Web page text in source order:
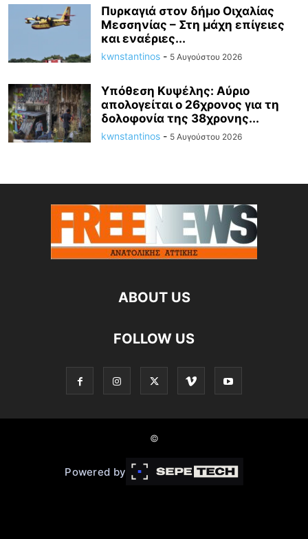
Πυρκαγιά στον δήμο Οιχαλίας
Μεσσηνίας – Στη μάχη επίγειες
και εναέριες...
kwnstantinos - 5 Αυγούστου 2026
Υπόθεση Κυψέλης: Αύριο
απολογείται ο 26χρονος για τη
δολοφονία της 38χρονης...
kwnstantinos - 5 Αυγούστου 2026
ABOUT US
FOLLOW US
©
Powered by